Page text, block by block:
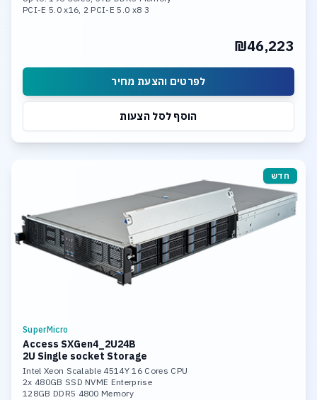
3 PCI-E 5.0 x16, 2 PCI-E 5.0 x8
₪46,223
לפרטים והצעת מחיר
הוסף לסל הצעות
חדש
SuperMicro
Access SXGen4_2U24B
2U Single socket Storage
Intel Xeon Scalable 4514Y 16 Cores CPU
2x 480GB SSD NVME Enterprise
128GB DDR5 4800 Memory